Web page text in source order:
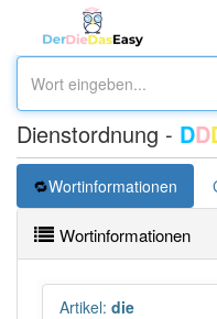
Dienstordnung - DD
Wortinformationen
Wortinformationen
Artikel: die